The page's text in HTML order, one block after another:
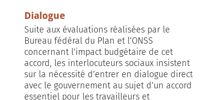
Dialogue
Suite aux évaluations réalisées par le
Bureau fédéral du Plan et l’ONSS
concernant l’impact budgétaire de cet
accord, les interlocuteurs sociaux insistent
sur la nécessité d’entrer en dialogue direct
avec le gouvernement au sujet d’un accord
essentiel pour les travailleurs et